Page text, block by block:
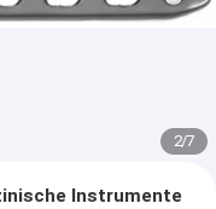
2/7
Instrumente